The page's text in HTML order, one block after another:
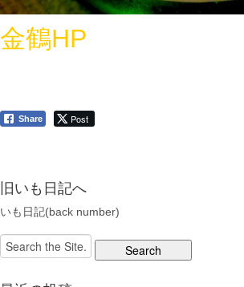
金鶴HP
Share Post
旧いも日記へ
いも日記(back number)
Search
for: